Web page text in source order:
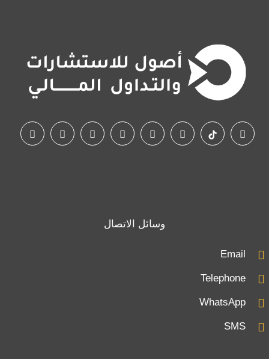
وسائل الاتصال
Email
Telephone
WhatsApp
SMS